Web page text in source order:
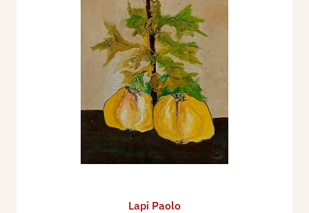
Lapi Paolo